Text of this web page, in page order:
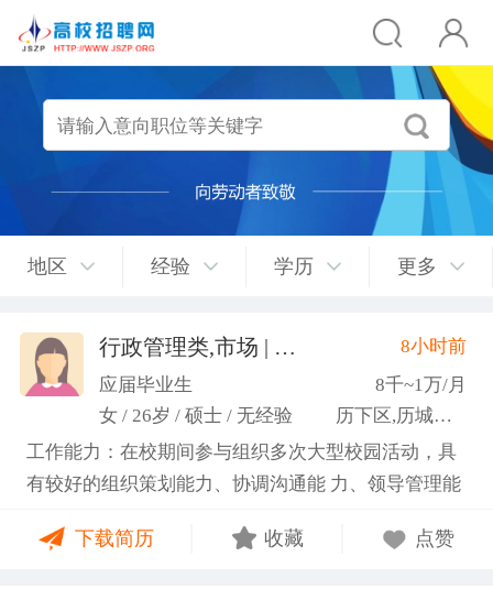
地区 经验 学历 更多
行政管理类,市场 | 媒介 | 广告 | 设计,人事/行政/后勤
8小时前
应届毕业生
8千~1万/月
女 / 26岁 / 硕士 / 无经验
历下区,历城区,市中区
工作能力：在校期间参与组织多次大型校园活动，具
有较好的组织策划能力、协调沟通能 力、领导管理能
务； 学习能力：有清晰的自我定位，能够很好地吸纳
下载简历 收藏 点赞